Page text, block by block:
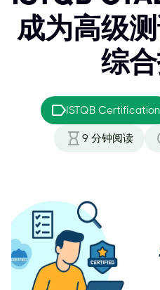
成为高级
综
ISTQB Certification
9 分钟阅读